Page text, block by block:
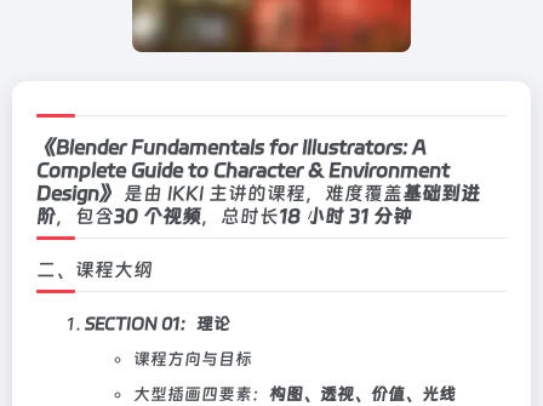
《Blender Fundamentals for Illustrators: A
Complete Guide to Character & Environment
Design》 是由 IKKI 主讲的课程，难度覆盖基础到进
阶，包含30 个视频，总时长18 小时 31 分钟
二、课程大纲
SECTION 01：理论
课程方向与目标
大型插画四要素： 构图、透视、价值、光线